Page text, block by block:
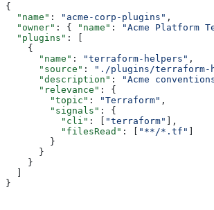
{
  "name"
: "acme-corp-plugins" ,
  "owner"
: { "name" : "Acme Platform
  "plugins"
: [
    {
      "name"
: "terraform-helpers" ,
      "source"
: "./plugins/terraform-
      "description"
:
"Acme
      "relevance"
: {
        "topic"
: "Terraform" ,
        "signals"
: {
          "cli"
: [ "terraform" ],
          "filesRead"
: [ "**/*.tf" ]
        }
      }
    }
  ]
}